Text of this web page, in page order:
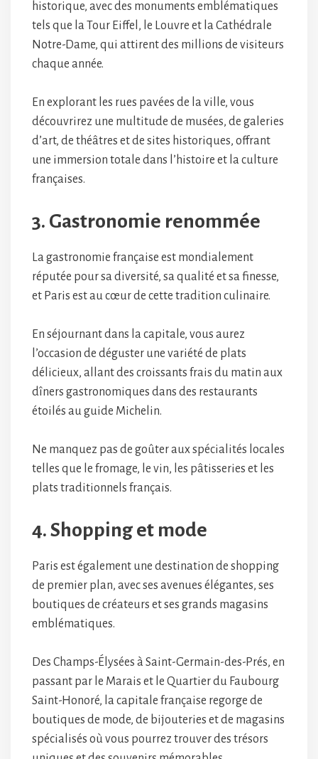
historique, avec des monuments emblématiques
tels que la Tour Eiffel, le Louvre et la Cathédrale
Notre-Dame, qui attirent des millions de visiteurs
chaque année.
En explorant les rues pavées de la ville, vous
découvrirez une multitude de musées, de galeries
d’art, de théâtres et de sites historiques, offrant
une immersion totale dans l’histoire et la culture
françaises.
3. Gastronomie renommée
La gastronomie française est mondialement
réputée pour sa diversité, sa qualité et sa finesse,
et Paris est au cœur de cette tradition culinaire.
En séjournant dans la capitale, vous aurez
l’occasion de déguster une variété de plats
délicieux, allant des croissants frais du matin aux
dîners gastronomiques dans des restaurants
étoilés au guide Michelin.
Ne manquez pas de goûter aux spécialités locales
telles que le fromage, le vin, les pâtisseries et les
plats traditionnels français.
4. Shopping et mode
Paris est également une destination de shopping
de premier plan, avec ses avenues élégantes, ses
boutiques de créateurs et ses grands magasins
emblématiques.
Des Champs-Élysées à Saint-Germain-des-Prés, en
passant par le Marais et le Quartier du Faubourg
Saint-Honoré, la capitale française regorge de
boutiques de mode, de bijouteries et de magasins
spécialisés où vous pourrez trouver des trésors